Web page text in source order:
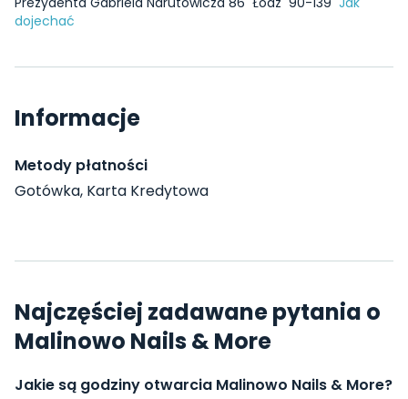
dojechać
Informacje
Metody płatności
Gotówka, Karta Kredytowa
Najczęściej zadawane pytania o
Malinowo Nails & More
Jakie są godziny otwarcia Malinowo Nails & More?